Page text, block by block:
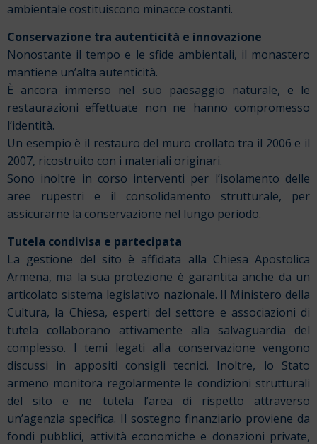
ambientale costituiscono minacce costanti.
Conservazione tra autenticità e innovazione
Nonostante il tempo e le sfide ambientali, il monastero
mantiene un’alta autenticità.
È ancora immerso nel suo paesaggio naturale, e le
restaurazioni effettuate non ne hanno compromesso
l’identità.
Un esempio è il restauro del muro crollato tra il 2006 e il
2007, ricostruito con i materiali originari.
Sono inoltre in corso interventi per l’isolamento delle
aree rupestri e il consolidamento strutturale, per
assicurarne la conservazione nel lungo periodo.
Tutela condivisa e partecipata
La gestione del sito è affidata alla Chiesa Apostolica
Armena, ma la sua protezione è garantita anche da un
articolato sistema legislativo nazionale. Il Ministero della
Cultura, la Chiesa, esperti del settore e associazioni di
tutela collaborano attivamente alla salvaguardia del
complesso. I temi legati alla conservazione vengono
discussi in appositi consigli tecnici. Inoltre, lo Stato
armeno monitora regolarmente le condizioni strutturali
del sito e ne tutela l’area di rispetto attraverso
un’agenzia specifica. Il sostegno finanziario proviene da
fondi pubblici, attività economiche e donazioni private,